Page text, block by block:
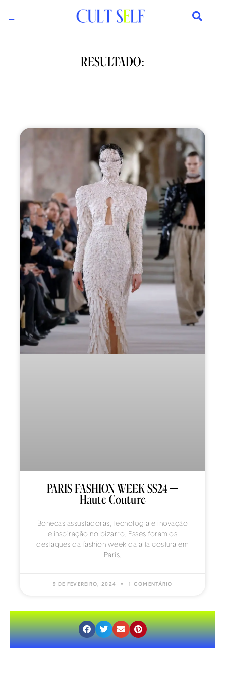
RESULTADO:
PARIS FASHION WEEK SS24 –
Haute Couture
Bonecas assustadoras, tecnologia e inovação
e inspiração no bizarro. Esses foram os
destaques da fashion week da alta costura em
Paris.
9 DE FEVEREIRO, 2024 1 COMENTÁRIO